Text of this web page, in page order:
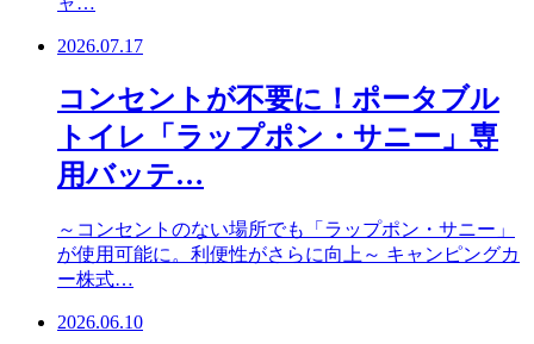
2026.07.17
コンセントが不要に！ポータブル
トイレ「ラップポン・サニー」専
用バッテ…
～コンセントのない場所でも「ラップポン・サニー」
が使用可能に。利便性がさらに向上～ キャンピングカ
ー株式…
2026.06.10